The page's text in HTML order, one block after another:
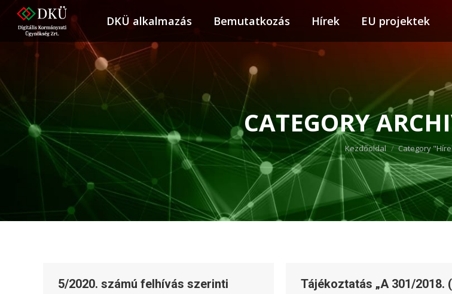
DKÜ alkalmazás Bemutatkozás Hírek EU projektek
CATEGORY
You are here:
Kezdőoldal Category
5/2020. számú felhívás szerinti
Tájékoztatás „A 301/2018.
DKÜ alkalmazás Bemutatkozás Hírek EU projektek